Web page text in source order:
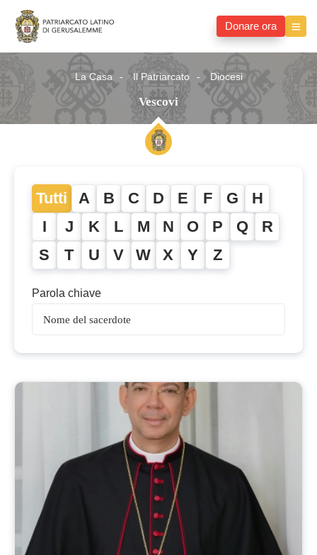
Donare ora
La Casa Il Patriarcato Diocesi
Vescovi
Tutti A B C D E F G H
I J K L M N O P Q R
S T U V W X Y Z
Parola chiave
Vescovi